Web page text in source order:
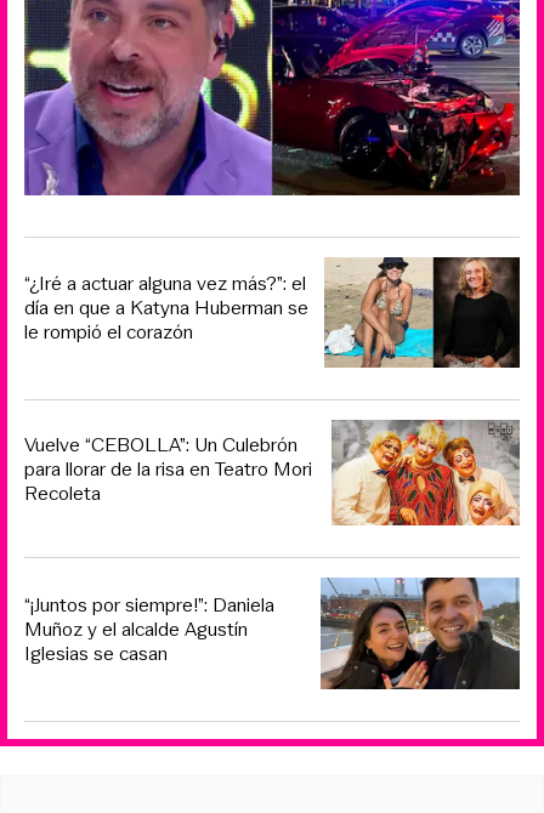
“¿Iré a actuar alguna vez más?”: el
día en que a Katyna Huberman se
le rompió el corazón
Vuelve “CEBOLLA”: Un Culebrón
para llorar de la risa en Teatro Mori
Recoleta
“¡Juntos por siempre!”: Daniela
Muñoz y el alcalde Agustín
Iglesias se casan